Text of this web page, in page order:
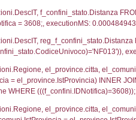
sql: SELECT
ComuneSL,
el_regioni.IstRegione)
IDNotifica=3608,